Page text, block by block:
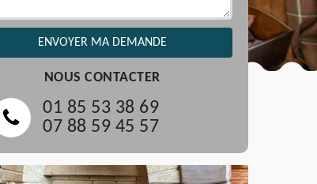
NOUS CONTACTER
01 85 53 38 69
07 88 59 45 57